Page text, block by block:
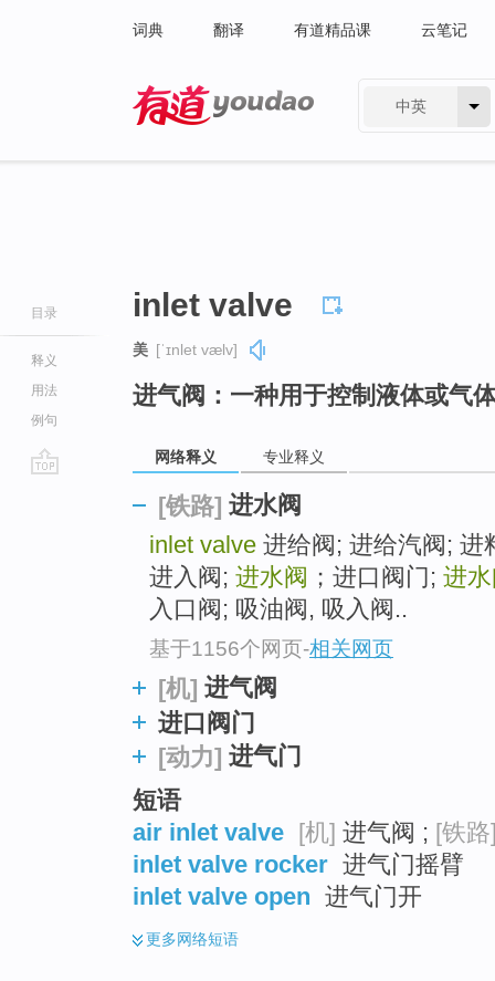
词典 翻译 有道精品课 云笔记
中英
目录
释义
用法
例句
inlet valve
美 [ˈɪnlet vælv]
进气阀：一种用于控制液体或气
网络释义 专业释义
[铁路] 进水阀
inlet valve 进给阀; 进给汽阀; 进
进入阀; 进水阀 ；进口阀门; 进
入口阀; 吸油阀, 吸入阀..
基于1156个网页-相关网页
[机] 进气阀
进口阀门
[动力] 进气门
短语
air inlet valve
[机] 进气阀 ; [铁
inlet valve rocker 进气门摇臂
inlet valve open 进气门开
更多网络短语